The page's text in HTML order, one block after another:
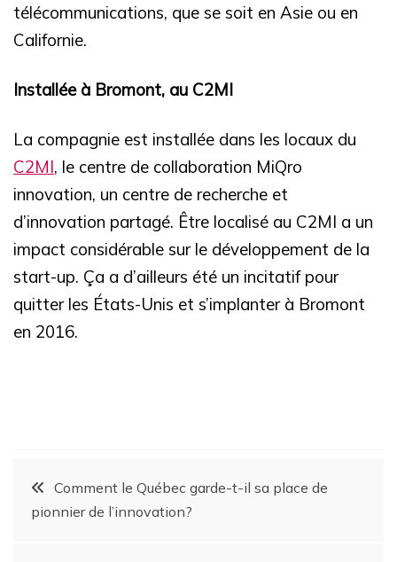
télécommunications, que se soit en Asie ou en
Californie.
Installée à Bromont, au C2MI
La compagnie est installée dans les locaux du
C2MI, le centre de collaboration MiQro
innovation, un centre de recherche et
d’innovation partagé. Être localisé au C2MI a un
impact considérable sur le développement de la
start-up. Ça a d’ailleurs été un incitatif pour
quitter les États-Unis et s’implanter à Bromont
en 2016.
Comment le Québec garde-t-il sa place de
pionnier de l’innovation?